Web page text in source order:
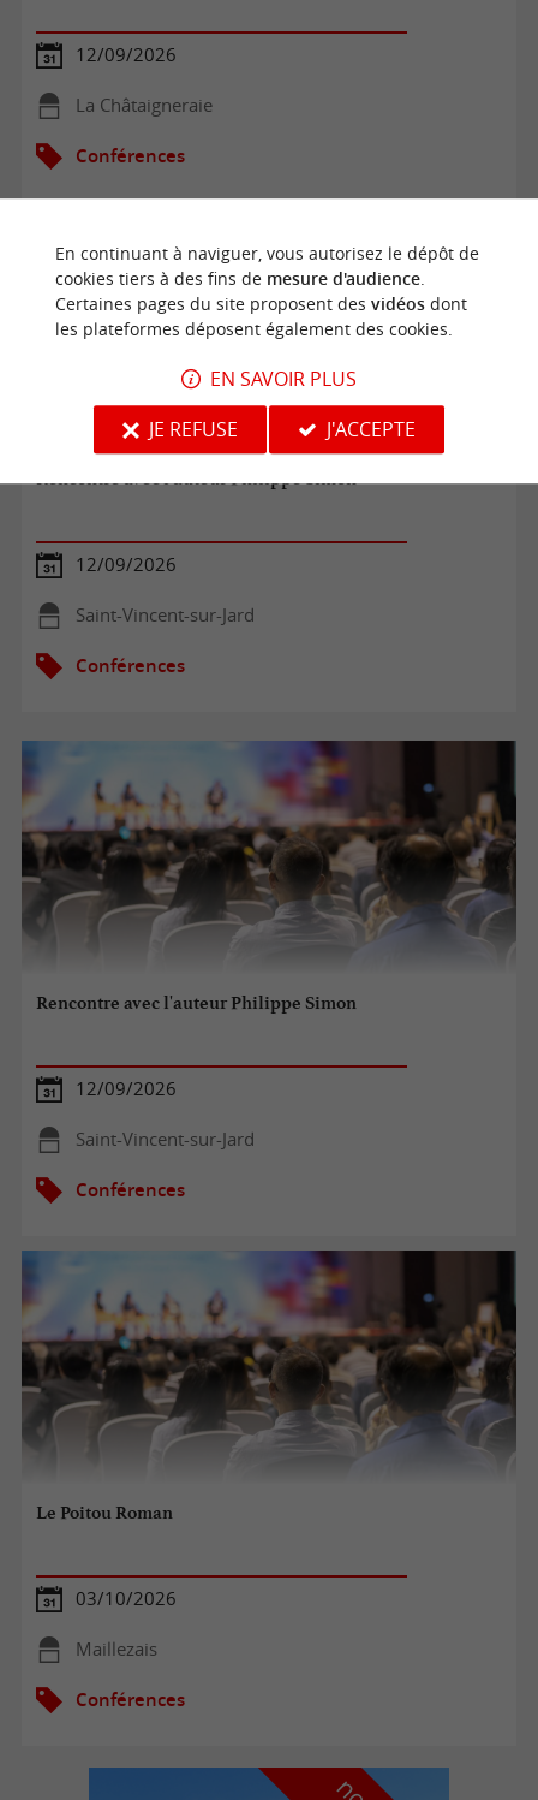
12/09/2026
La Châtaigneraie
Conférences
Rencontre avec l'auteur Philippe Simon
12/09/2026
Saint-Vincent-sur-Jard
Conférences
Rencontre avec l'auteur Philippe Simon
12/09/2026
Saint-Vincent-sur-Jard
Conférences
Le Poitou Roman
03/10/2026
Maillezais
Conférences
En continuant à naviguer, vous autorisez le dépôt de
cookies tiers à des fins de mesure d'audience.
Certaines pages du site proposent des vidéosdont
les plateformes déposent également des cookies.
EN SAVOIR PLUS
JE REFUSE
J'ACCEPTE